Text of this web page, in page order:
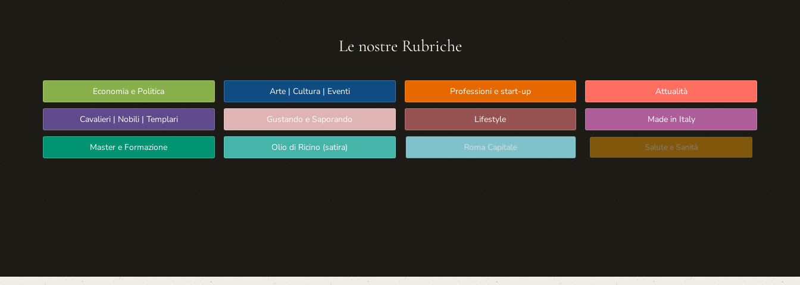
Le nostre Rubriche
Economia e Politica Arte | Cultura | Eventi Professioni e start-up Attualità
Cavalieri | Nobili | Templari Gustando e Saporando Lifestyle Made in Italy
Master e Formazione Olio di Ricino (satira) Roma Capitale Salute e Sanità